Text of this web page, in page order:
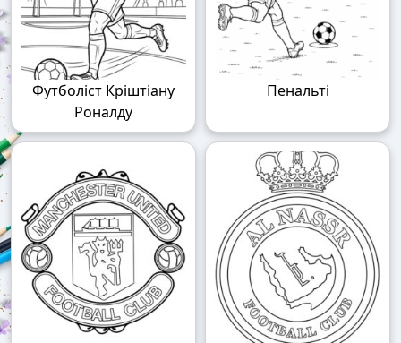
Футболіст Кріштіану
Роналду
Пенальті